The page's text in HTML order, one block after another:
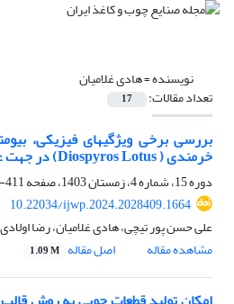
نویسنده =هادی غلامیان
تعداد مقالات: 17
بررسی برخی ویژگیهای فیزیکی،
خرمندی ( Diospyros Lotus) در جهت عرضی و طولی ساقه درخت
دوره 15، شماره 4، زمستان 1403، صفحه
411-425
10.22034/ijwp.2024.2028409.1664
علی حسن پور تیچی، هادی غلامیان، رضا
مشاهده مقاله
اصل مقاله 1.09 M